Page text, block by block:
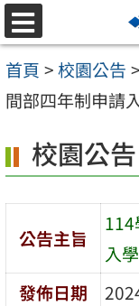
跳
至
主
要
容
區
選
單
首頁 >校園公告 >
間部四年制申請
校園公告
公告主旨
入
發佈日期